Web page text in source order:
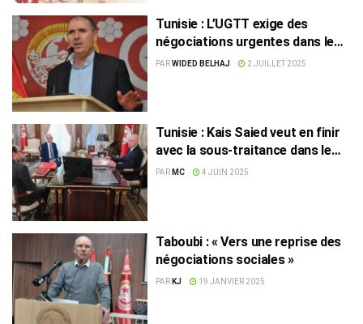
Tunisie : L’UGTT exige des
négociations urgentes dans le
secteur public
PARWIDED BELHAJ 2 JUILLET 2025
Tunisie : Kais Saied veut en finir
avec la sous-traitance dans le
secteur public
PAR MC 4 JUIN 2025
Taboubi : « Vers une reprise des
négociations sociales »
PAR KJ 19 JANVIER 2025